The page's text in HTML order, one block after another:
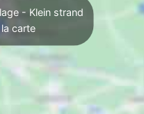
- Klein strand
carte